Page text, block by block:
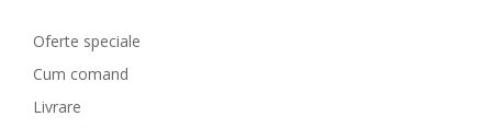
Oferte speciale
Cum comand
Livrare